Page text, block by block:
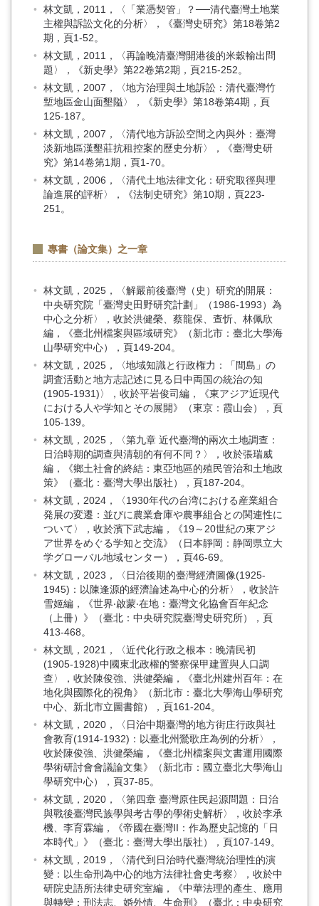
林文凱，2011，〈「業憑契管」？──清代臺灣土地業
主權與訴訟文化的分析〉，《臺灣史研究》第18卷第2
期，頁1-52。
林文凱，2011，〈再論晚清臺灣開港後的米穀輸出問
題〉，《新史學》第22卷第2期，頁215-252。
林文凱，2007，〈地方治理與土地訴訟：清代臺灣竹
塹地區金山面墾隘〉，《新史學》第18卷第4期，頁
125-187。
林文凱，2007，〈清代地方訴訟空間之內與外：臺灣
淡新地區漢墾莊抗租控案的歷史分析〉，《臺灣史研
究》第14卷第1期，頁1-70。
林文凱，2006，〈清代土地法律文化：研究取徑與理
論進展的評析〉，《法制史研究》第10期，頁223-
251。
專書（論文集）之一章
林文凱，2025，〈解嚴前後臺灣（史）研究的開展：
中央研究院「臺灣史田野研究計劃」（1986-1993）為
中心之分析〉，收於洪健榮、蔡龍保、查忻、林佩欣
編，《臺北州檔案與區域研究》（新北市：臺北大學海
山學研究中心），頁149-204。
林文凱，2025，〈地域知識と行政権力：「間島」の
調査活動と地方志記述に見る日中両国の統治の知
(1905-1931)〉，收於平岩俊司編，《東アジア近現代
における人や学知とその展開》（東京：霞山会），頁
105-139。
林文凱，2025，〈第九章 近代臺灣的兩次土地調查：
日治時期的調查與清朝的有何不同？〉，收於張瑞威
編，《鄉土社會的終結：東亞地區的殖民管治和土地政
策》（臺北：臺灣大學出版社），頁187-204。
林文凱，2024，〈1930年代の台湾における産業組合
発展の変遷：並びに農業倉庫や農事組合との関連性に
ついて〉，收於濱下武志編，《19～20世紀の東アジ
ア世界をめぐる学知と交流》（日本靜岡：静岡県立大
学グローバル地域センター），頁46-69。
林文凱，2023，〈日治後期的臺灣經濟圖像(1925-
1945)：以陳逢源的經濟論述為中心的分析〉，收於許
雪姬編，《世界‧啟蒙‧在地：臺灣文化協會百年紀念
（上冊）》（臺北：中央研究院臺灣史研究所），頁
413-468。
林文凱，2021，〈近代化行政之根本：晚清民初
(1905-1928)中國東北政權的警察保甲建置與人口調
查〉，收於陳俊強、洪健榮編，《臺北州建州百年：在
地化與國際化的視角》（新北市：臺北大學海山學研究
中心、新北市立圖書館），頁161-204。
林文凱，2020，〈日治中期臺灣的地方街庄行政與社
會教育(1914-1932)：以臺北州鶯歌庄為例的分析〉，
收於陳俊強、洪健榮編，《臺北州檔案與文書運用國際
學術研討會會議論文集》（新北市：國立臺北大學海山
學研究中心），頁37-85。
林文凱，2020，〈第四章 臺灣原住民起源問題：日治
與戰後臺灣民族學與考古學的學術史解析〉，收於李承
機、李育霖編，《帝國在臺灣II：作為歷史記憶的「日
本時代」》（臺北：臺灣大學出版社），頁107-149。
林文凱，2019，〈清代到日治時代臺灣統治理性的演
變：以生命刑為中心的地方法律社會史考察〉，收於中
研院史語所法律史研究室編，《中華法理的產生、應用
與轉變：刑法志、婚外情、生命刑》（臺北：中央研究